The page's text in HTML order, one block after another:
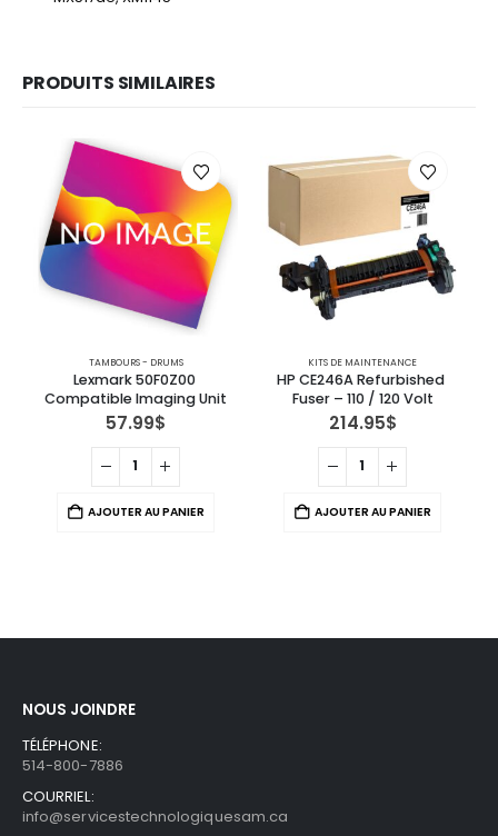
PRODUITS SIMILAIRES
TAMBOURS - DRUMS
Lexmark 50F0Z00
Compatible Imaging Unit
57.99$
AJOUTER AU PANIER
KITS DE MAINTENANCE
HP CE246A Refurbished
Fuser – 110 / 120 Volt
214.95$
AJOUTER AU PANIER
NOUS JOINDRE
TÉLÉPHONE:
514-800-7886
COURRIEL:
info@servicestechnologiquesam.ca